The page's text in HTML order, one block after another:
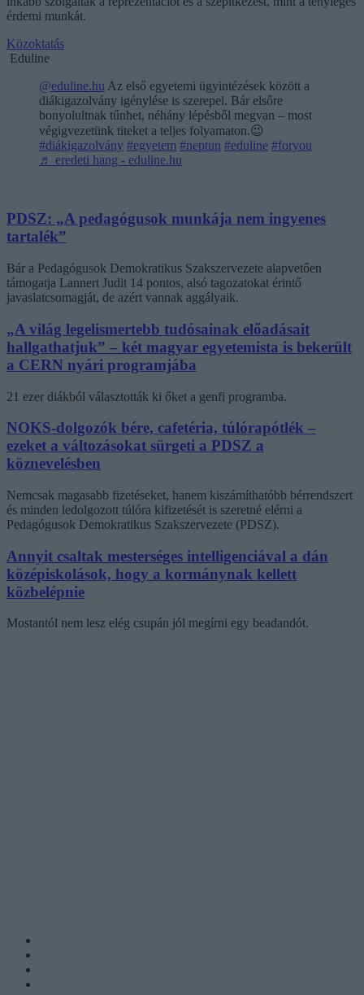
érdemi munkát.
Közoktatás
Eduline
@eduline.hu Az első egyetemi ügyintézések között a
diákigazolvány igénylése is szerepel. Bár elsőre
bonyolultnak tűnhet, néhány lépésből megvan – most
végigvezetünk titeket a teljes folyamaton.😉
#diákigazolvány #egyetem #neptun #eduline #foryou
♬ eredeti hang - eduline.hu
PDSZ: „A pedagógusok munkája nem ingyenes
tartalék”
Bár a Pedagógusok Demokratikus Szakszervezete alapvetően
támogatja Lannert Judit 14 pontos, alsó tagozatokat érintő
javaslatcsomagját, de azért vannak aggályaik.
„A világ legelismertebb tudósainak előadásait
hallgathatjuk” – két magyar egyetemista is bekerült
a CERN nyári programjába
21 ezer diákból választották ki őket a genfi programba.
NOKS-dolgozók bére, cafetéria, túlórapótlék –
ezeket a változásokat sürgeti a PDSZ a
köznevelésben
Nemcsak magasabb fizetéseket, hanem kiszámíthatóbb bérrendszert
és minden ledolgozott túlóra kifizetését is szeretné elérni a
Pedagógusok Demokratikus Szakszervezete (PDSZ).
Annyit csaltak mesterséges intelligenciával a dán
középiskolások, hogy a kormánynak kellett
közbelépnie
Mostantól nem lesz elég csupán jól megírni egy beadandót.